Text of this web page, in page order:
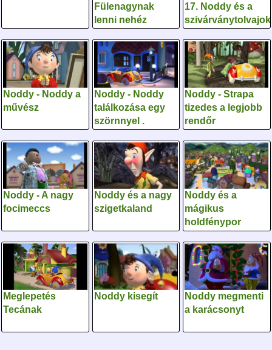
Fülenagynak
lenni nehéz
17. Noddy és a
szivárványtolvajok
Noddy - Noddy a
művész
Noddy - Noddy
találkozása egy
szörnnyel .
Noddy - Strapa
tizedes a legjobb
rendőr
Noddy - A nagy
focimeccs
Noddy és a nagy
szigetkaland
Noddy és a
mágikus
holdfénypor
Meglepetés
Tecának
Noddy kisegít
Noddy megmenti
a karácsonyt